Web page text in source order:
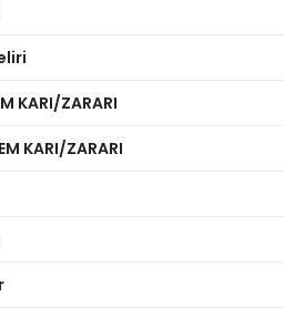
KARI/ZARARI
KARI/ZARARI